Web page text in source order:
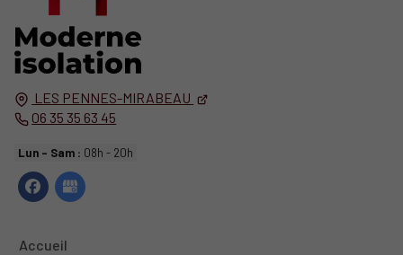
LES PENNES-MIRABEAU
06 35 35 63 45
Lun - Sam : 08h - 20h
Accueil